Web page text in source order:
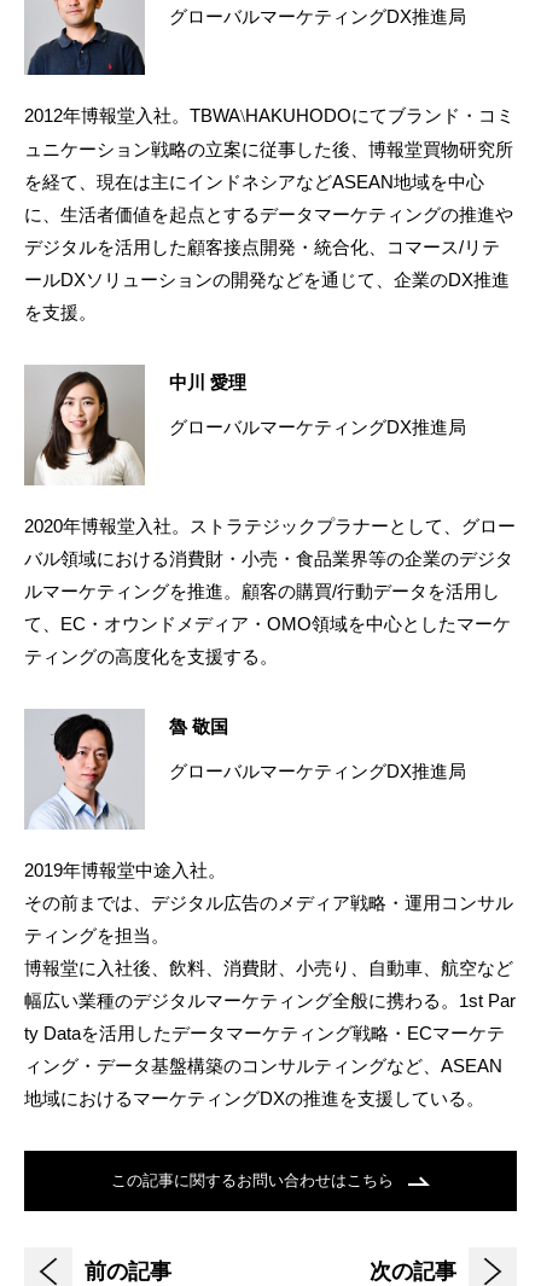
グローバルマーケティングDX推進局
2012年博報堂入社。TBWA\HAKUHODOにてブランド・コミ
ュニケーション戦略の立案に従事した後、博報堂買物研究所
を経て、現在は主にインドネシアなどASEAN地域を中心
に、生活者価値を起点とするデータマーケティングの推進や
デジタルを活用した顧客接点開発・統合化、コマース/リテ
ールDXソリューションの開発などを通じて、企業のDX推進
を支援。
中川 愛理
グローバルマーケティングDX推進局
2020年博報堂入社。ストラテジックプラナーとして、グロー
バル領域における消費財・小売・食品業界等の企業のデジタ
ルマーケティングを推進。顧客の購買/行動データを活用し
て、EC・オウンドメディア・OMO領域を中心としたマーケ
ティングの高度化を支援する。
魯 敬国
グローバルマーケティングDX推進局
2019年博報堂中途入社。
その前までは、デジタル広告のメディア戦略・運用コンサル
ティングを担当。
博報堂に入社後、飲料、消費財、小売り、自動車、航空など
幅広い業種のデジタルマーケティング全般に携わる。1st Par
ty Dataを活用したデータマーケティング戦略・ECマーケテ
ィング・データ基盤構築のコンサルティングなど、ASEAN
地域におけるマーケティングDXの推進を支援している。
この記事に関するお問い合わせはこちら
前の記事 次の記事